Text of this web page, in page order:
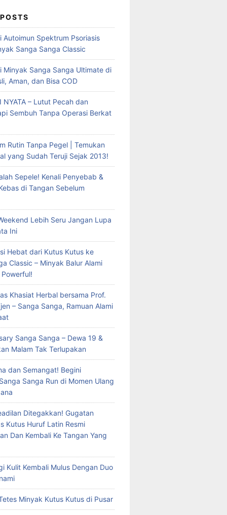
Autoimun Spektrum Psoriasis
Sanga Sanga Classic
Minyak Sanga Sanga Ultimate di
Aman, dan Bisa COD
NYATA – Lutut Pecah dan
Sembuh Tanpa Operasi Berkat
Rutin Tanpa Pegel | Temukan
yang Sudah Teruji Sejak 2013!
Sepele! Kenali Penyebab &
di Tangan Sebelum
Lebih Seru Jangan Lupa
Ini
Hebat dari Kutus Kutus ke
Classic – Minyak Balur Alami
Khasiat Herbal bersama Prof.
– Sanga Sanga, Ramuan Alami
Sanga Sanga – Dewa 19 &
Malam Tak Terlupakan
dan Semangat! Begini
Sanga Run di Momen Ulang
Ditegakkan! Gugatan
Kutus Huruf Latin Resmi
Dan Kembali Ke Tangan Yang
Kulit Kembali Mulus Dengan Duo
Minyak Kutus Kutus di Pusar